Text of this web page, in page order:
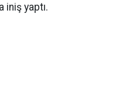
iniş yaptı.